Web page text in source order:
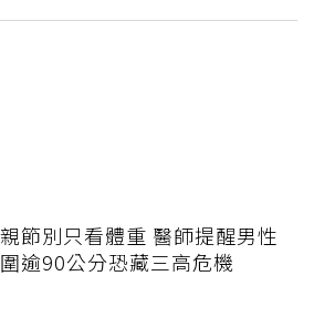
節別只看體重 醫師提醒男性
逾90公分恐藏三高危機